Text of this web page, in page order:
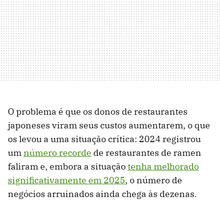
O problema é que os donos de restaurantes
japoneses viram seus custos aumentarem, o que
os levou a uma situação crítica: 2024 registrou
umnúmero recorde de restaurantes de ramen
faliram e, embora a situaçãotenha melhorado
significativamente em 2025, o número de
negócios arruinados ainda chega às dezenas.